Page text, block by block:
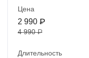
Цена
2 990 ₽
4 990 ₽
Длительность